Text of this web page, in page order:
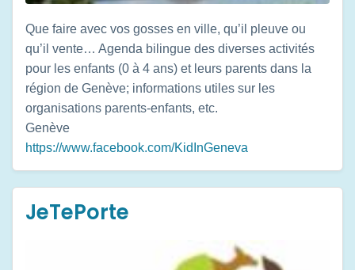
Que faire avec vos gosses en ville, qu’il pleuve ou
qu’il vente… Agenda bilingue des diverses activités
pour les enfants (0 à 4 ans) et leurs parents dans la
région de Genève; informations utiles sur les
organisations parents-enfants, etc.
Genève
https://www.facebook.com/KidInGeneva
JeTePorte